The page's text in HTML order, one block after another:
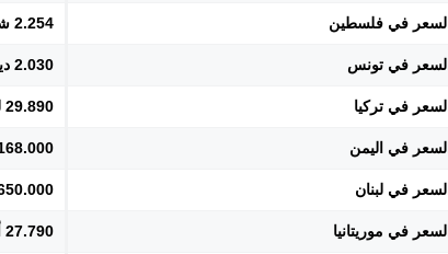
السعر في فلسطين 2.254 شيكل
السعر في تونس 2.030 دينار
السعر في تركيا 29.890 ليرة
السعر في اليمن 168.000
السعر في لبنان
السعر في موريتانيا 27.790 أوقية